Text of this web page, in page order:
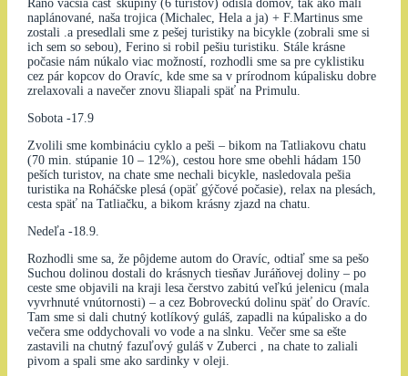
Ráno väčšia časť skupiny (6 turistov) odišla domov, tak ako mali
naplánované, naša trojica (Michalec, Hela a ja) + F.Martinus sme
zostali .a presedlali sme z pešej turistiky na bicykle (zobrali sme si
ich sem so sebou), Ferino si robil pešiu turistiku. Stále krásne
počasie nám núkalo viac možností, rozhodli sme sa pre cyklistiku
cez pár kopcov do Oravíc, kde sme sa v prírodnom kúpalisku dobre
zrelaxovali a navečer znovu šliapali späť na Primulu.
Sobota -17.9
Zvolili sme kombináciu cyklo a peši – bikom na Tatliakovu chatu
(70 min. stúpanie 10 – 12%), cestou hore sme obehli hádam 150
peších turistov, na chate sme nechali bicykle, nasledovala pešia
turistika na Roháčske plesá (opäť gýčové počasie), relax na plesách,
cesta späť na Tatliačku, a bikom krásny zjazd na chatu.
Nedeľa -18.9.
Rozhodli sme sa, že pôjdeme autom do Oravíc, odtiaľ sme sa pešo
Suchou dolinou dostali do krásnych tiesňav Juráňovej doliny – po
ceste sme objavili na kraji lesa čerstvo zabitú veľkú jelenicu (mala
vyvrhnuté vnútornosti) – a cez Bobroveckú dolinu späť do Oravíc.
Tam sme si dali chutný kotlíkový guláš, zapadli na kúpalisko a do
večera sme oddychovali vo vode a na slnku. Večer sme sa ešte
zastavili na chutný fazuľový guláš v Zuberci , na chate to zaliali
pivom a spali sme ako sardinky v oleji.